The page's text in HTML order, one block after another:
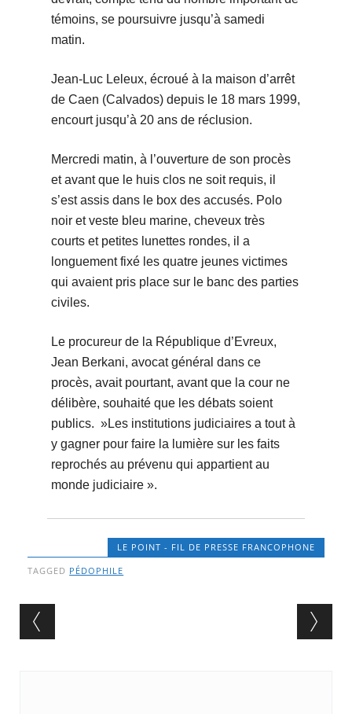
témoins, se poursuivre jusqu’à samedi
matin.
Jean-Luc Leleux, écroué à la maison d’arrêt
de Caen (Calvados) depuis le 18 mars 1999,
encourt jusqu’à 20 ans de réclusion.
Mercredi matin, à l’ouverture de son procès
et avant que le huis clos ne soit requis, il
s’est assis dans le box des accusés. Polo
noir et veste bleu marine, cheveux très
courts et petites lunettes rondes, il a
longuement fixé les quatre jeunes victimes
qui avaient pris place sur le banc des parties
civiles.
Le procureur de la République d’Evreux,
Jean Berkani, avocat général dans ce
procès, avait pourtant, avant que la cour ne
délibère, souhaité que les débats soient
publics. »Les institutions judiciaires a tout à
y gagner pour faire la lumière sur les faits
reprochés au prévenu qui appartient au
monde judiciaire ».
LE POINT - FIL DE PRESSE FRANCOPHONE
TAGGED PÉDOPHILE
Post navigation